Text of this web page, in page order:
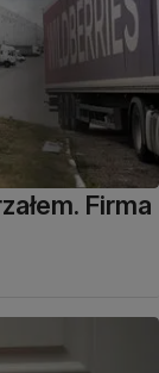
Firma